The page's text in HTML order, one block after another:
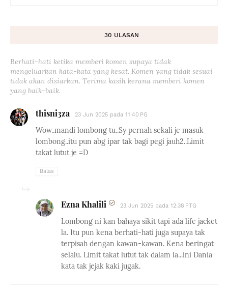
30 ULASAN
Berhati-hati ketika memberi komen supaya tidak
mengeluarkan kata-kata yang kesat. Komen yang tidak sesuai
tidak akan disiarkan. Terima kasih kerana memberi komen
yang baik-baik.
thisni3za 23 Jun 2025 pada 11:40 PG
Wow..mandi lombong tu..Sy pernah sekali je masuk
lombong..itu pun abg ipar tak bagi pegi jauh2..Limit
takat lutut je =D
Balas
Ezna Khalili 23 Jun 2025 pada 12:38 PTG
Lombong ni kan bahaya sikit tapi ada life jacket
la. Itu pun kena berhati-hati juga supaya tak
terpisah dengan kawan-kawan. Kena beringat
selalu. Limit takat lutut tak dalam la...ini Dania
kata tak jejak kaki jugak.